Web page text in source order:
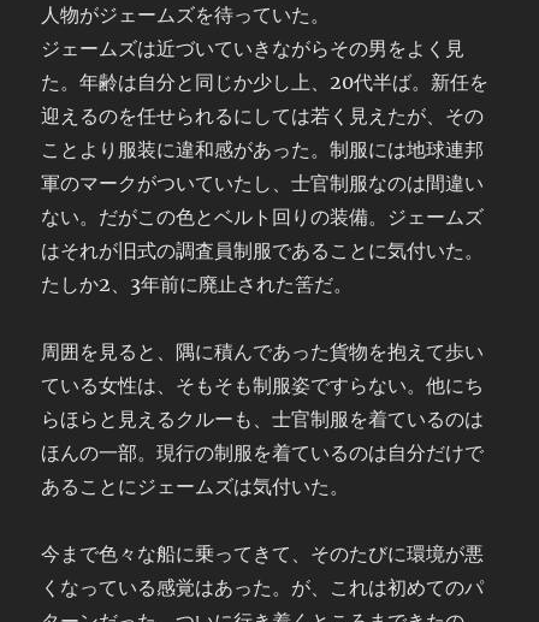
人物がジェームズを待っていた。
ジェームズは近づいていきながらその男をよく見
た。年齢は自分と同じか少し上、20代半ば。新任を
迎えるのを任せられるにしては若く見えたが、その
ことより服装に違和感があった。制服には地球連邦
軍のマークがついていたし、士官制服なのは間違い
ない。だがこの色とベルト回りの装備。ジェームズ
はそれが旧式の調査員制服であることに気付いた。
たしか2、3年前に廃止された筈だ。
周囲を見ると、隅に積んであった貨物を抱えて歩い
ている女性は、そもそも制服姿ですらない。他にち
らほらと見えるクルーも、士官制服を着ているのは
ほんの一部。現行の制服を着ているのは自分だけで
あることにジェームズは気付いた。
今まで色々な船に乗ってきて、そのたびに環境が悪
くなっている感覚はあった。が、これは初めてのパ